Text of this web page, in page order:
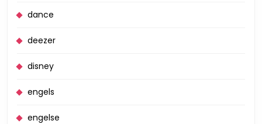
dance
deezer
disney
engels
engelse